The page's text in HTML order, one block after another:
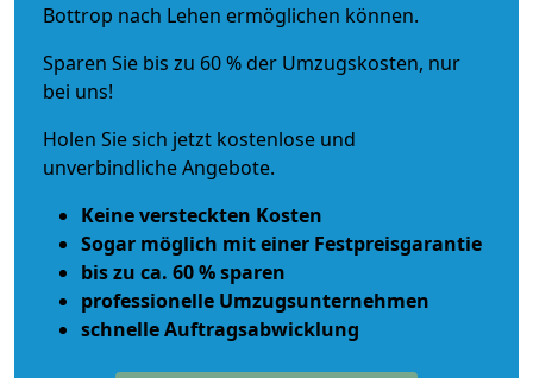
Bottrop nach Lehen ermöglichen können.
Sparen Sie bis zu 60 % der Umzugskosten, nur
bei uns!
Holen Sie sich jetzt kostenlose und
unverbindliche Angebote.
Keine versteckten Kosten
Sogar möglich mit einer Festpreisgarantie
bis zu ca. 60 % sparen
professionelle Umzugsunternehmen
schnelle Auftragsabwicklung